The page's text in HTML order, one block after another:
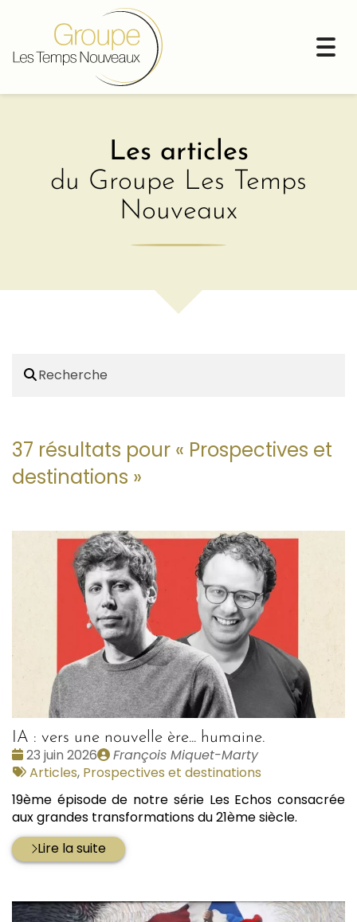
Les articles
du Groupe Les Temps
Nouveaux
37 résultats pour « Prospectives et
destinations »
IA : vers une nouvelle ère... humaine.
Date
:
23 juin 2026
Publié
par
François Miquet-Marty
Tags
Articles, Prospectives et destinations
19ème épisode de notre série Les Echos consacrée
aux grandes transformations du 21ème siècle.
Lire la suite